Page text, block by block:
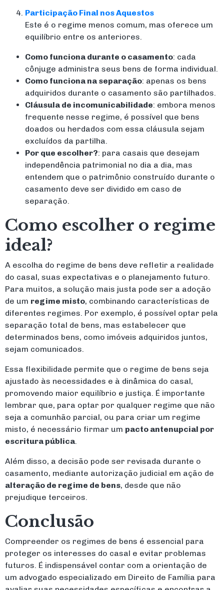
Participação Final nos Aquestos
Este é o regime menos comum, mas oferece um
equilíbrio entre os anteriores.
Como funciona durante o casamento: cada
cônjuge administra seus bens de forma individual.
Como funciona na separação: apenas os bens
adquiridos durante o casamento são partilhados.
Cláusula de incomunicabilidade: embora menos
frequente nesse regime, é possível que bens
doados ou herdados com essa cláusula sejam
excluídos da partilha.
Por que escolher?: para casais que desejam
independência patrimonial no dia a dia, mas
entendem que o patrimônio construído durante o
casamento deve ser dividido em caso de
separação.
Como escolher o regime
ideal?
A escolha do regime de bens deve refletir a realidade
do casal, suas expectativas e o planejamento futuro.
Para muitos, a solução mais justa pode ser a adoção
de um regime misto, combinando características de
diferentes regimes. Por exemplo, é possível optar pela
separação total de bens, mas estabelecer que
determinados bens, como imóveis adquiridos juntos,
sejam comunicados.
Essa flexibilidade permite que o regime de bens seja
ajustado às necessidades e à dinâmica do casal,
promovendo maior equilíbrio e justiça. É importante
lembrar que, para optar por qualquer regime que não
seja a comunhão parcial, ou para criar um regime
misto, é necessário firmar um pacto antenupcial por
escritura pública.
Além disso, a decisão pode ser revisada durante o
casamento, mediante autorização judicial em ação de
alteração de regime de bens, desde que não
prejudique terceiros.
Conclusão
Compreender os regimes de bens é essencial para
proteger os interesses do casal e evitar problemas
futuros. É indispensável contar com a orientação de
um advogado especializado em Direito de Família para